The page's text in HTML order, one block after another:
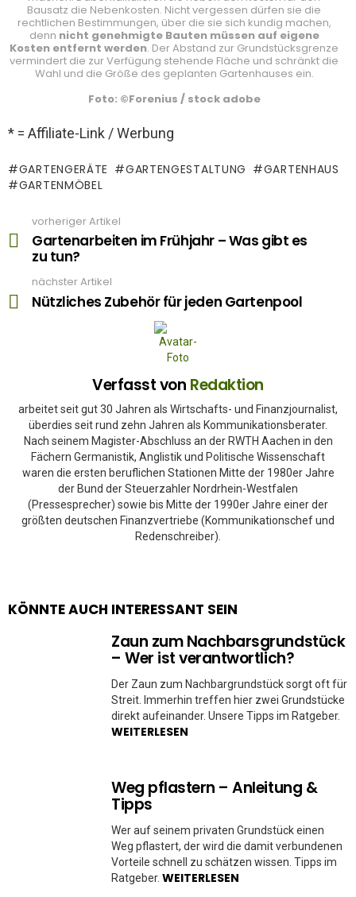
Bausatz die Nebenkosten. Nicht vergessen dürfen sie die
rechtlichen Bestimmungen, über die sie sich kundig machen,
denn nicht genehmigte Bauten müssen auf eigene
Kosten entfernt werden. Der Abstand zur Grundstücksgrenze
vermindert die zur Verfügung stehende Fläche und schränkt die
Wahl und die Größe des geplanten Gartenhauses ein.
Foto: ©Forenius / stock adobe
* = Affiliate-Link / Werbung
GARTENGERÄTE GARTENGESTALTUNG
GARTENHAUS
GARTENMÖBEL
more
vorheriger Artikel
Gartenarbeiten im Frühjahr – Was gibt es
zu tun?
nächster Artikel
Nützliches Zubehör für jeden Gartenpool
Verfasst von Redaktion
arbeitet seit gut 30 Jahren als Wirtschafts- und Finanzjournalist,
überdies seit rund zehn Jahren als Kommunikationsberater.
Nach seinem Magister-Abschluss an der RWTH Aachen in den
Fächern Germanistik, Anglistik und Politische Wissenschaft
waren die ersten beruflichen Stationen Mitte der 1980er Jahre
der Bund der Steuerzahler Nordrhein-Westfalen
(Pressesprecher) sowie bis Mitte der 1990er Jahre einer der
größten deutschen Finanzvertriebe (Kommunikationschef und
Redenschreiber).
KÖNNTE AUCH INTERESSANT SEIN
Zaun zum Nachbarsgrundstück
– Wer ist verantwortlich?
Der Zaun zum Nachbargrundstück sorgt oft für
Streit. Immerhin treffen hier zwei Grundstücke
direkt aufeinander. Unsere Tipps im Ratgeber.
WEITERLESEN
Weg pflastern – Anleitung &
Tipps
Wer auf seinem privaten Grundstück einen
Weg pflastert, der wird die damit verbundenen
Vorteile schnell zu schätzen wissen. Tipps im
Ratgeber. WEITERLESEN